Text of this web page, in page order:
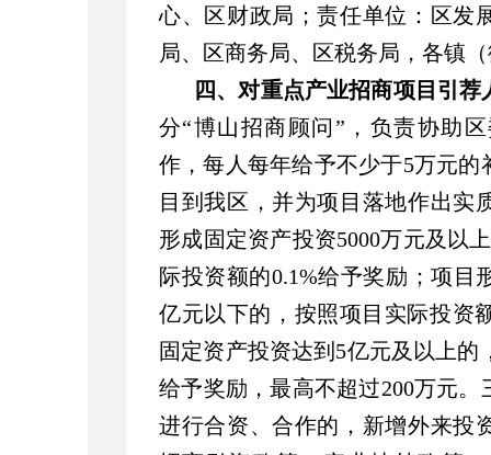
心、区财政局；责任单位：区发
局、区商务局、区税务局，各镇
四、对重点产业招商项目引
分“博山招商顾问”，负责协助
作，每人每年给予不少于5万元
目到我区，并为项目落地作出实
形成固定资产投资5000万元及以
际投资额的0.1%给予奖励；项目
亿元以下的，按照项目实际投资
固定资产投资达到5亿元及以上的
给予奖励，最高不超过200万元
进行合资、合作的，新增外来投